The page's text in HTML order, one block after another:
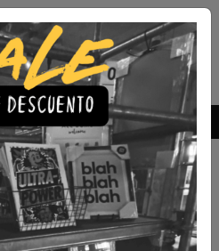
comprando 3 o más productos